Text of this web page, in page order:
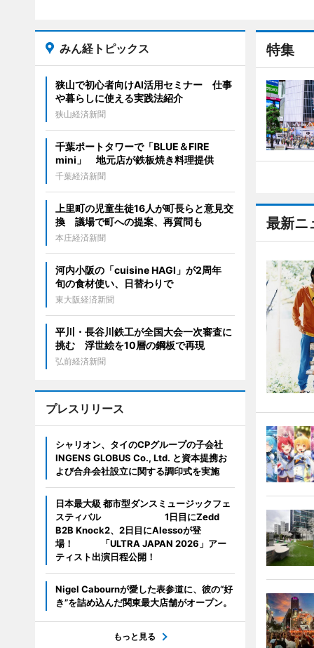
特集
最新ニ
みん経トピックス
狭山で初心者向けAI活用セミナー 仕事
や暮らしに使える実践法紹介
狭山経済新聞
千葉ポートタワーで「BLUE＆FIRE
mini」 地元店が鉄板焼き料理提供
千葉経済新聞
上里町の児童生徒16人が町長らと意見交
換 議場で町への提案、再質問も
本庄経済新聞
河内小阪の「cuisine HAGI」が2周年
旬の食材使い、日替わりで
東大阪経済新聞
平川・長谷川鉄工が全国大会一次審査に
挑む 浮世絵を10層の鋼板で再現
弘前経済新聞
プレスリリース
シャリオン、タイのCPグループの子会社
INGENS GLOBUS Co., Ltd. と資本提携お
よび合弁会社設立に関する調印式を実施
日本最大級 都市型ダンスミュージックフェ
スティバル 1日目にZedd
B2B Knock2、2日目にAlessoが登
場！ 「ULTRA JAPAN 2026」アー
ティスト出演日程公開！
Nigel Cabournが愛した表参道に、彼の“好
き”を詰め込んだ関東最大店舗がオープン。
もっと見る